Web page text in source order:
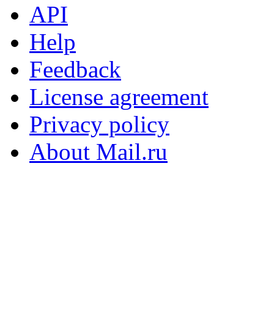
API
Help
Feedback
License agreement
Privacy policy
About Mail.ru